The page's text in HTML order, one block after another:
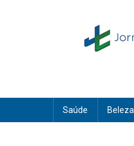
Saúde Beleza